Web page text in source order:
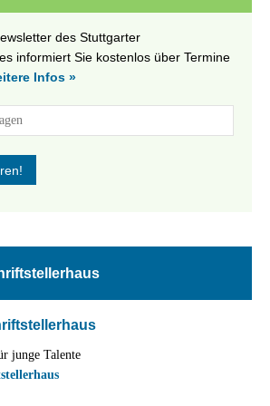
des Stuttgarter
informiert Sie kostenlos über Termine
Infos »
junge Talente